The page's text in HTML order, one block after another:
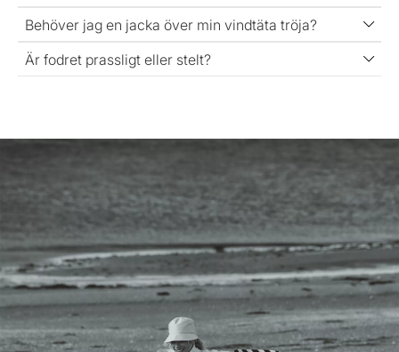
Behöver jag en jacka över min vindtäta tröja?
Är fodret prassligt eller stelt?